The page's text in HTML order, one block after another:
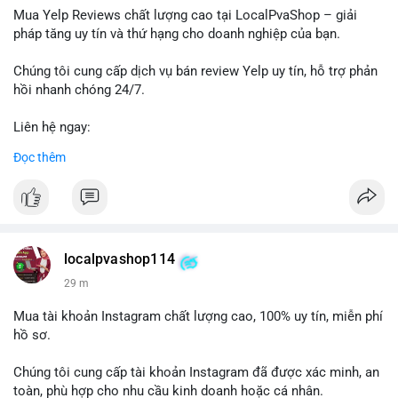
dịch, khả năng cao cá voi đang tìm kiếm thanh khoản để chốt
lời ngắn hạn. Ngược lại, nếu điểm đến là ví lạnh đa chữ ký, đây
được theo dõi chặt chẽ trong 24-48 giờ tới vì có thể kéo theo
biến động giá cục bộ.
Lời khuyên: Nhà đầu tư nhỏ lẻ nên quan sát phản ứng giá tại
nhận dòng tiền tiếp theo từ địa chỉ nhận để đánh giá xu hướng
Mua Yelp Reviews chất lượng cao tại LocalPvaShop – giải
pháp tăng uy tín và thứ hạng cho doanh nghiệp của bạn.
Chúng tôi cung cấp dịch vụ bán review Yelp uy tín, hỗ trợ phản
hồi nhanh chóng 24/7.
Liên hệ ngay:
✈️ Telegram: @localpvashop
LocalPvaShop – Đối tác đáng tin cậy giúp thương hiệu của bạn
Đọc thêm
localpvashop114
29 m
Mua tài khoản Instagram chất lượng cao, 100% uy tín, miễn phí
hồ sơ.
Chúng tôi cung cấp tài khoản Instagram đã được xác minh, an
toàn, phù hợp cho nhu cầu kinh doanh hoặc cá nhân.